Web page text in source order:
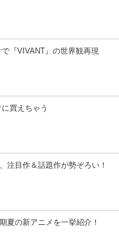
で『VIVANT』の世界観再現
買えちゃう
注目作＆話題作が勢ぞろい！
夏の新アニメを一挙紹介！